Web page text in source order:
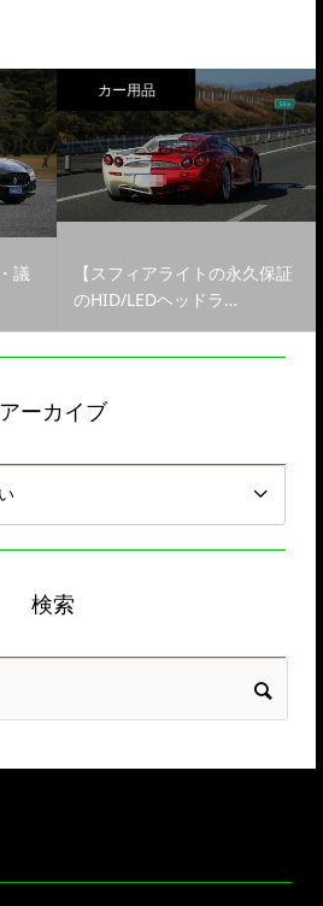
議
カー用品
【スフィアライトの永久保証
のHID/LEDヘッドラ…
アーカイブ
検索